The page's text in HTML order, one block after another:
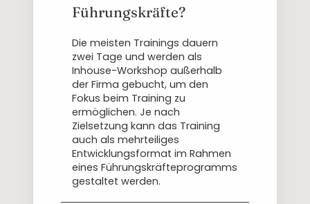
Führungskräfte?
Die meisten Trainings dauern
zwei Tage und werden als
Inhouse-Workshop außerhalb
der Firma gebucht, um den
Fokus beim Training zu
ermöglichen. Je nach
Zielsetzung kann das Training
auch als mehrteiliges
Entwicklungsformat im Rahmen
eines Führungskräfteprogramms
gestaltet werden.